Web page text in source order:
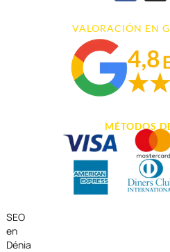
VALORACIÓN EN
MÉTODOS
SEO
en
Dénia